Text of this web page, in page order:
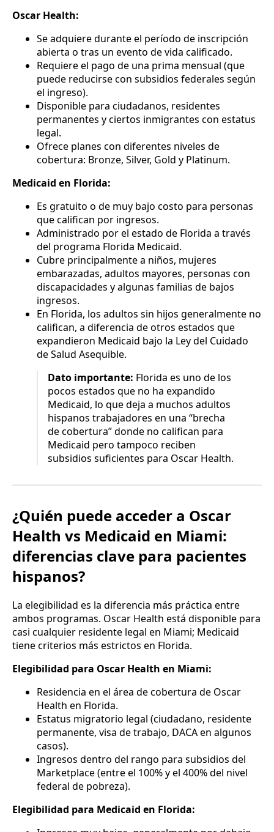
Oscar Health:
Se adquiere durante el período de inscripción
abierta o tras un evento de vida calificado.
Requiere el pago de una prima mensual (que
puede reducirse con subsidios federales según
el ingreso).
Disponible para ciudadanos, residentes
permanentes y ciertos inmigrantes con estatus
legal.
Ofrece planes con diferentes niveles de
cobertura: Bronze, Silver, Gold y Platinum.
Medicaid en Florida:
Es gratuito o de muy bajo costo para personas
que califican por ingresos.
Administrado por el estado de Florida a través
del programa Florida Medicaid.
Cubre principalmente a niños, mujeres
embarazadas, adultos mayores, personas con
discapacidades y algunas familias de bajos
ingresos.
En Florida, los adultos sin hijos generalmente no
califican, a diferencia de otros estados que
expandieron Medicaid bajo la Ley del Cuidado
de Salud Asequible.
Dato importante: Florida es uno de los
pocos estados que no ha expandido
Medicaid, lo que deja a muchos adultos
hispanos trabajadores en una “brecha
de cobertura” donde no califican para
Medicaid pero tampoco reciben
subsidios suficientes para Oscar Health.
¿Quién puede acceder a Oscar
Health vs Medicaid en Miami:
diferencias clave para pacientes
hispanos?
La elegibilidad es la diferencia más práctica entre
ambos programas. Oscar Health está disponible para
casi cualquier residente legal en Miami; Medicaid
tiene criterios más estrictos en Florida.
Elegibilidad para Oscar Health en Miami:
Residencia en el área de cobertura de Oscar
Health en Florida.
Estatus migratorio legal (ciudadano, residente
permanente, visa de trabajo, DACA en algunos
casos).
Ingresos dentro del rango para subsidios del
Marketplace (entre el 100% y el 400% del nivel
federal de pobreza).
Elegibilidad para Medicaid en Florida: